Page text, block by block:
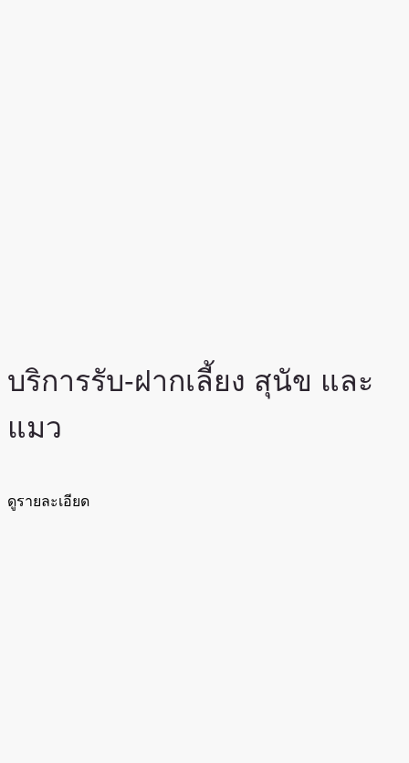
บริการรับ-ฝากเลี้ยง สุนัข และ
แมว
ดูรายละเอียด